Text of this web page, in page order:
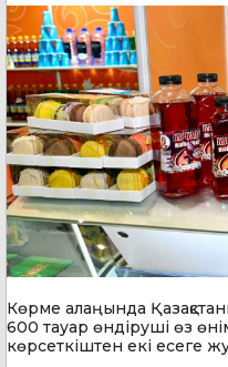
Көрме алаңында
600 тауар өндіруші өз
көрсеткіштен екі есеге